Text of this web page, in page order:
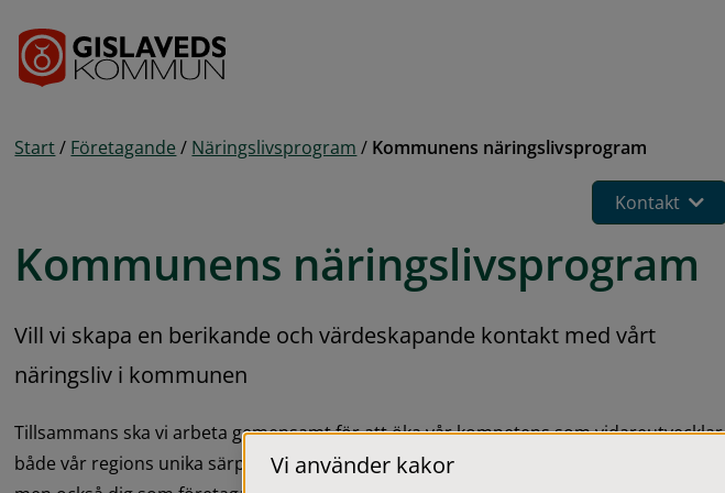
Start / Företagande / Näringslivsprogram / Kommunens näringslivsprogram
Kontakt
Kommunens näringslivsprogram
Vill vi skapa en berikande och värdeskapande kontakt med vårt
näringsliv i kommunen
Tillsammans ska vi arbeta gemensamt för att öka vår kompetens som vidareutvecklar
både vår regions unika särprägel full av ett både spetsigt och brett entreprenörskap,
Vi använder kakor